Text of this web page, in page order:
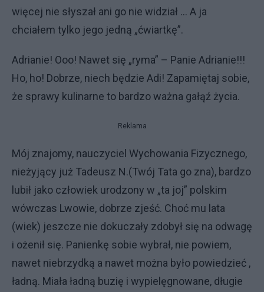
więcej nie słyszał ani go nie widział ... A ja
chciałem tylko jego jedną „ćwiartkę”.
Adrianie! Ooo! Nawet się „ryma” – Panie Adrianie!!!
Ho, ho! Dobrze, niech będzie Adi! Zapamiętaj sobie,
że sprawy kulinarne to bardzo ważna gałąź życia.
Reklama
Mój znajomy, nauczyciel Wychowania Fizycznego,
nieżyjący już Tadeusz N.(Twój Tata go zna), bardzo
lubił jako człowiek urodzony w „ta joj” polskim
wówczas Lwowie, dobrze zjeść. Choć mu lata
(wiek) jeszcze nie dokuczały zdobył się na odwagę
i ożenił się. Panienkę sobie wybrał, nie powiem,
nawet niebrzydką a nawet można było powiedzieć ,
ładną. Miała ładną buzię i wypielęgnowane, długie